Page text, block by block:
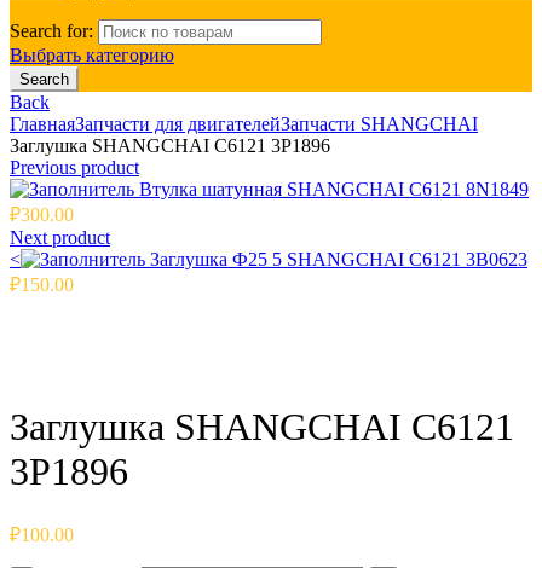
Search for:
Выбрать категорию
Search
Back
ГлавнаяЗапчасти для двигателейЗапчасти SHANGCHAI
Заглушка SHANGCHAI C6121 3P1896
Previous product
Втулка шатунная SHANGCHAI C6121 8N1849
₽300.00
Next product
<
Заглушка Ф25 5 SHANGCHAI C6121 3B0623
₽150.00
Заглушка SHANGCHAI C6121
3P1896
₽100.00